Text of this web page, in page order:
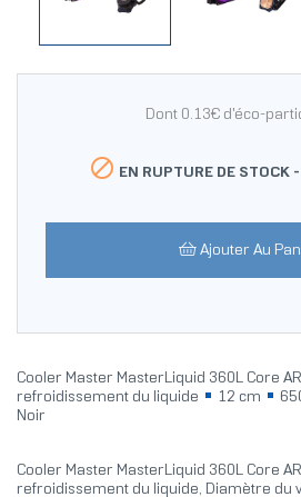
Dont 0.13€ d'éco-
 EN RUPTURE DE STOCK -
Ajouter Au
Cooler Master MasterLiquid 360L Core
refroidissement du liquide
12 cm
Noir
Cooler Master MasterLiquid 360L Core
refroidissement du liquide, Diamètre du